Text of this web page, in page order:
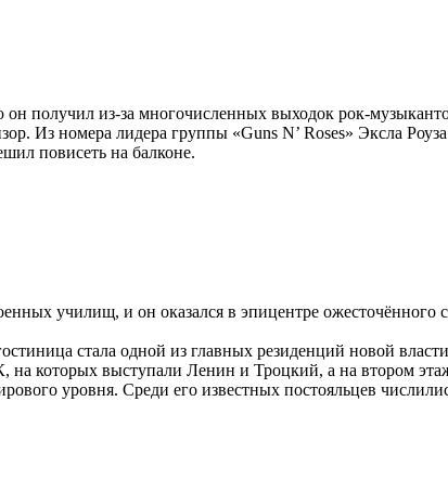
получил из-за многочисленных выходок рок-
Из номера лидера группы «Guns N’ Roses» Эксла
повисеть на балконе.
училищ, и он оказался в эпицентре
стала одной из главных резиденций новой
которых выступали Ленин и Троцкий, а на втором
уровня. Среди его известных постояльцев